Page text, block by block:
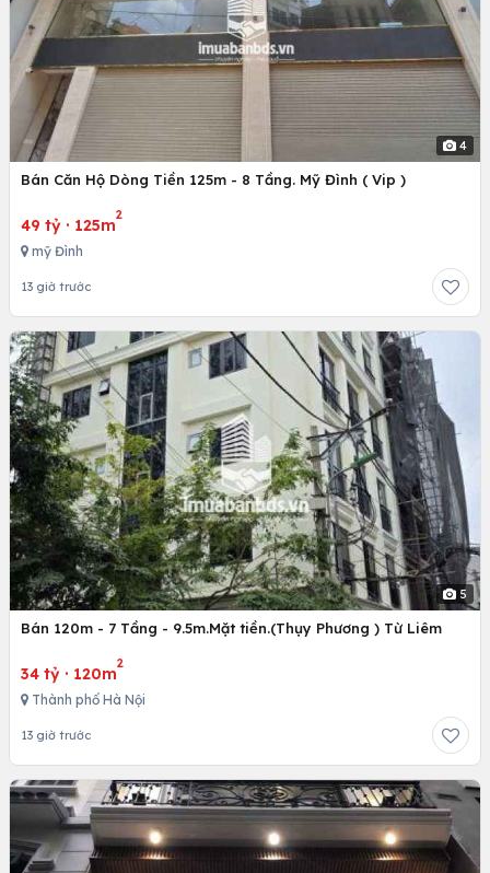
4
Bán Căn Hộ Dòng Tiền 125m - 8 Tầng. Mỹ Đình ( Vip )
49 tỷ · 125m
2
mỹ Đình
13 giờ trước
5
Bán 120m - 7 Tầng - 9.5m.Mặt tiền.(Thụy Phương ) Từ Liêm
34 tỷ · 120m
2
Thành phố Hà Nội
13 giờ trước